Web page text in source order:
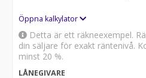
Öppna kalkylator
Detta är ett räkneexempel.
din säljare för exakt räntenivå.
minst 20 %.
LÅNEGIVARE